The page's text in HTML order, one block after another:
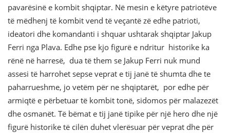
pavarësinë e kombit shqiptar. Në mesin e këtyre patriotëve
të mëdhenj të kombit vend të veçantë zë edhe patrioti,
ideatori dhe komandanti i shquar ushtarak shqiptar Jakup
Ferri nga Plava. Edhe pse kjo figurë e ndritur historike ka
rënë në harresë, dua të them se Jakup Ferri nuk mund
assesi të harrohet sepse veprat e tij janë të shumta dhe te
paharrueshme, jo vetëm për ne shqiptarët, por edhe për
armiqtë e përbetuar të kombit tonë, sidomos për malazezët
dhe osmanët. Të bëmat e tij janë tipike për një hero dhe një
figurë historike të cilën duhet vlerësuar për veprat dhe për